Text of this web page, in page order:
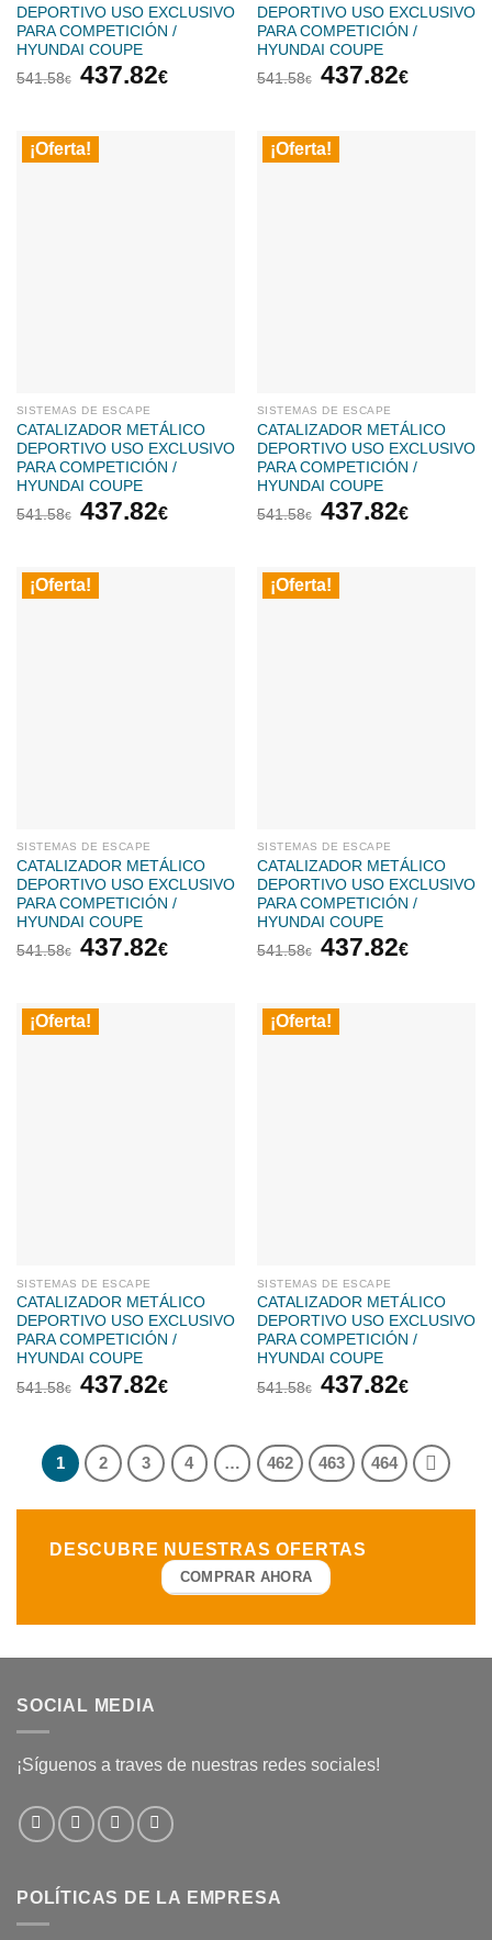
DEPORTIVO USO EXCLUSIVO
PARA COMPETICIÓN /
HYUNDAI COUPE
541.58€
El
era:
437.82€El
DEPORTIVO USO EXCLUSIVO
PARA COMPETICIÓN /
HYUNDAI COUPE
541.58€
El
era:
437.82€El
¡Oferta!
SISTEMAS DE ESCAPE
CATALIZADOR METÁLICO
DEPORTIVO USO EXCLUSIVO
PARA COMPETICIÓN /
HYUNDAI COUPE
541.58€
El
era:
437.82€El
¡Oferta!
SISTEMAS DE ESCAPE
CATALIZADOR METÁLICO
DEPORTIVO USO EXCLUSIVO
PARA COMPETICIÓN /
HYUNDAI COUPE
541.58€
El
era:
437.82€El
¡Oferta!
SISTEMAS DE ESCAPE
CATALIZADOR METÁLICO
DEPORTIVO USO EXCLUSIVO
PARA COMPETICIÓN /
HYUNDAI COUPE
541.58€
El
era:
437.82€El
¡Oferta!
SISTEMAS DE ESCAPE
CATALIZADOR METÁLICO
DEPORTIVO USO EXCLUSIVO
PARA COMPETICIÓN /
HYUNDAI COUPE
541.58€
El
era:
437.82€El
¡Oferta!
SISTEMAS DE ESCAPE
CATALIZADOR METÁLICO
DEPORTIVO USO EXCLUSIVO
PARA COMPETICIÓN /
HYUNDAI COUPE
541.58€
El
era:
541.58€.
437.82€El
es:
437.82€.
¡Oferta!
SISTEMAS DE ESCAPE
CATALIZADOR METÁLICO
DEPORTIVO USO EXCLUSIVO
PARA COMPETICIÓN /
HYUNDAI COUPE
541.58€
El
era:
541.58€.
437.82€El
es:
1 2 3 4 … 462 463 464
DESCUBRE NUESTRASOFERTAS
COMPRAR AHORA
SOCIAL MEDIA
¡Síguenos a traves de nuestras redes sociales!
POLÍTICAS DE LA EMPRESA